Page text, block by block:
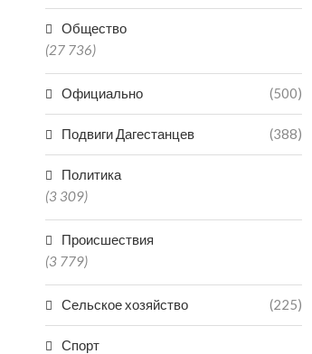
Общество
(27 736)
Официально (500)
Подвиги Дагестанцев (388)
Политика
(3 309)
Происшествия
(3 779)
Сельское хозяйство (225)
Спорт